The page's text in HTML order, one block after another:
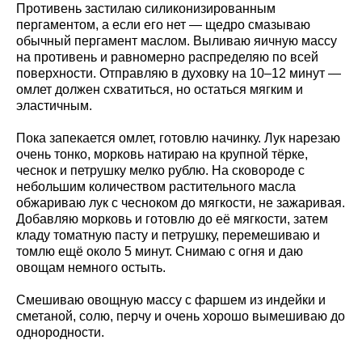
Противень застилаю силиконизированным
пергаментом, а если его нет — щедро смазываю
обычный пергамент маслом. Выливаю яичную массу
на противень и равномерно распределяю по всей
поверхности. Отправляю в духовку на 10–12 минут —
омлет должен схватиться, но остаться мягким и
эластичным.
Пока запекается омлет, готовлю начинку. Лук нарезаю
очень тонко, морковь натираю на крупной тёрке,
чеснок и петрушку мелко рублю. На сковороде с
небольшим количеством растительного масла
обжариваю лук с чесноком до мягкости, не зажаривая.
Добавляю морковь и готовлю до её мягкости, затем
кладу томатную пасту и петрушку, перемешиваю и
томлю ещё около 5 минут. Снимаю с огня и даю
овощам немного остыть.
Смешиваю овощную массу с фаршем из индейки и
сметаной, солю, перчу и очень хорошо вымешиваю до
однородности.